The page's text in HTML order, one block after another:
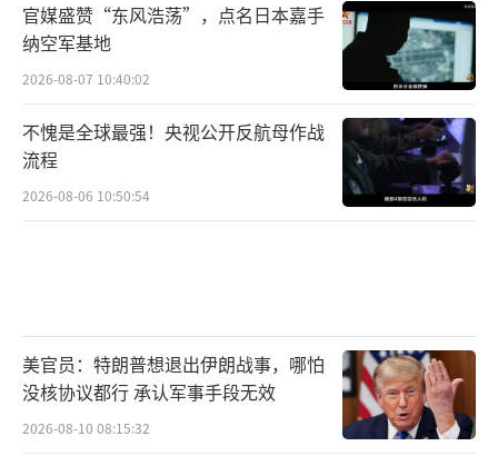
官媒盛赞“东风浩荡”，点名日本嘉手
纳空军基地
2026-08-07 10:40:02
不愧是全球最强！央视公开反航母作战
流程
2026-08-06 10:50:54
美官员：特朗普想退出伊朗战事，哪怕
没核协议都行 承认军事手段无效
2026-08-10 08:15:32